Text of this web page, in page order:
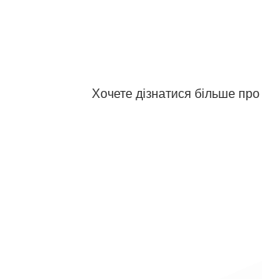
Хочете дізнатися більше